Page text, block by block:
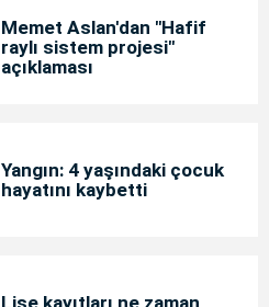
Memet Aslan'dan "Hafif
raylı sistem projesi"
açıklaması
Yangın: 4 yaşındaki çocuk
hayatını kaybetti